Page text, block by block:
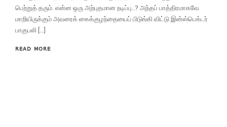
பெற்றுத் தரும். என்ன ஒரு அற்புதமான நடிப்பு..? அந்தப் பாத்திரமாகவே
மாறியிருக்கும் அவரைக் கைக்குழந்தையைப் பிடுங்கி விட்டு இன்ஸ்பெக்டர்
பாகுபலி […]
READ MORE